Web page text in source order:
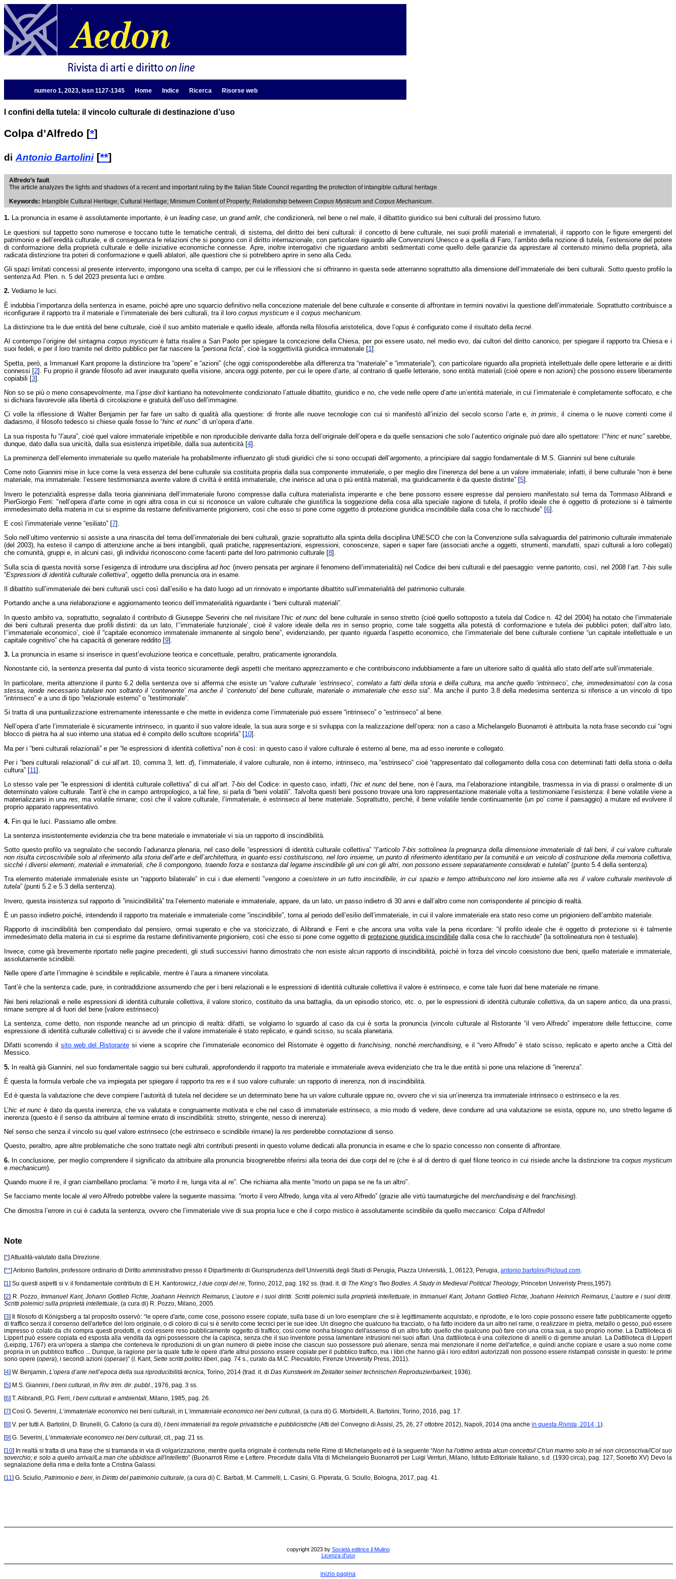
numero 1, 2023, issn 1127-1345 Home Indice Ricerca Risorse web
I confini della tutela: il vincolo culturale di destinazione d’uso
Colpa d’Alfredo [*]
di Antonio Bartolini[**]
Alfredo’s fault
The article analyzes the lights and shadows of a recent and important ruling by the Italian State Council regarding the protection of intangible cultural heritage.
Keywords: Intangible Cultural Heritage; Cultural Heritage; Minimum Content of Property; Relationship between Corpus Mysticum and Corpus Mechanicum.
1. La pronuncia in esame è assolutamente importante, è un leading case, un grand arrêt, che condizionerà, nel bene o nel male, il dibattito giuridico sui beni culturali del prossimo futuro.
Le questioni sul tappetto sono numerose e toccano tutte le tematiche centrali, di sistema, del diritto dei beni culturali: il concetto di bene culturale, nei suoi profili materiali e immateriali, il rapporto con le figure emergenti del
patrimonio e dell’eredità culturale, e di conseguenza le relazioni che si pongono con il diritto internazionale, con particolare riguardo alle Convenzioni Unesco e a quella di Faro, l’ambito della nozione di tutela, l’estensione del potere
di conformazione della proprietà culturale e delle iniziative economiche connesse. Apre, inoltre interrogativi che riguardano ambiti sedimentati come quello delle garanzie da apprestare al contenuto minimo della proprietà, alla
radicata distinzione tra poteri di conformazione e quelli ablatori, alle questioni che si potrebbero aprire in seno alla Cedu.
Gli spazi limitati concessi al presente intervento, impongono una scelta di campo, per cui le riflessioni che si offriranno in questa sede atterranno soprattutto alla dimensione dell’immateriale dei beni culturali. Sotto questo profilo la
sentenza Ad. Plen. n. 5 del 2023 presenta luci e ombre.
2. Vediamo le luci.
È indubbia l’importanza della sentenza in esame, poiché apre uno squarcio definitivo nella concezione materiale del bene culturale e consente di affrontare in termini novativi la questione dell’immateriale. Soprattutto contribuisce a
riconfigurare il rapporto tra il materiale e l’immateriale dei beni culturali, tra il loro corpus mysticum e il corpus mechanicum.
La distinzione tra le due entità del bene culturale, cioè il suo ambito materiale e quello ideale, affonda nella filosofia aristotelica, dove l’opus è configurato come il risultato della tecné
Al contempo l’origine del sintagma corpus mysticum è fatta risalire a San Paolo per spiegare la concezione della Chiesa, per poi essere usato, nel medio evo, dai cultori del diritto canonico, per spiegare il rapporto tra Chiesa e i
suoi fedeli, e per il loro tramite nel diritto pubblico per far nascere la “persona ficta”, cioè la soggettività giuridica immateriale [1].
Spetta, però, a Immanuel Kant proporre la distinzione tra “opere” e “azioni” (che oggi corrisponderebbe alla differenza tra “materiale” e “immateriale”), con particolare riguardo alla proprietà intellettuale delle opere letterarie e ai diritti
connessi [2] . Fu proprio il grande filosofo ad aver inaugurato quella visione, ancora oggi potente, per cui le opere d’arte, al contrario di quelle letterarie, sono entità materiali (cioè opere e non azioni) che possono essere liberamente
copiabili [3]
Non so se più o meno consapevolmente, ma l’ipse dixit kantiano ha notevolmente condizionato l’attuale dibattito, giuridico e no, che vede nelle opere d’arte un’entità materiale, in cui l’immateriale è completamente soffocato, e che
si dichiara favorevole alla libertà di circolazione e gratuità dell’uso dell’immagine.
Ci volle la riflessione di Walter Benjamin per far fare un salto di qualità alla questione: di fronte alle nuove tecnologie con cui si manifestò all’inizio del secolo scorso l’arte e, in primis, il cinema o le nuove correnti come il
dadaismo, il filosofo tedesco si chiese quale fosse lo “hinc et nunc” di un’opera d’arte.
La sua risposta fu “l’aura”, cioè quel valore immateriale irripetibile e non riproducibile derivante dalla forza dell’originale dell’opera e da quelle sensazioni che solo l’autentico originale può dare allo spettatore: l’“hinc et nunc” sarebbe,
dunque, dato dalla sua unicità, dalla sua esistenza irripetibile, dalla sua autenticità [4]
La preminenza dell’elemento immateriale su quello materiale ha probabilmente influenzato gli studi giuridici che si sono occupati dell’argomento, a principiare dal saggio fondamentale di M.S. Giannini sul bene culturale.
Come noto Giannini mise in luce come la vera essenza del bene culturale sia costituita propria dalla sua componente immateriale, o per meglio dire l’inerenza del bene a un valore immateriale; infatti, il bene culturale “non è bene
materiale, ma immateriale: l’essere testimonianza avente valore di civiltà è entità immateriale, che inerisce ad una o più entità materiali, ma giuridicamente è da queste distinte” [5] .
Invero le potenzialità espresse dalla teoria gianniniana dell’immateriale furono compresse dalla cultura materialista imperante e che bene possono essere espresse dal pensiero manifestato sul tema da Tommaso Alibrandi e
PierGiorgio Ferri: "nell’opera d’arte come in ogni altra cosa in cui si riconosce un valore culturale che giustifica la soggezione della cosa alla speciale ragione di tutela, il profilo ideale che è oggetto di protezione si è talmente
immedesimato della materia in cui si esprime da restarne definitivamente prigioniero, così che esso si pone come oggetto di protezione giuridica inscindibile dalla cosa che lo racchiude" [6]
E così l’immateriale venne “esiliato” [7]
Solo nell’ultimo ventennio si assiste a una rinascita del tema dell’immateriale dei beni culturali, grazie soprattutto alla spinta della disciplina UNESCO che con la Convenzione sulla salvaguardia del patrimonio culturale immateriale
(del 2003), ha esteso il campo di attenzione anche ai beni intangibili, quali pratiche, rappresentazioni, espressioni, conoscenze, saperi e saper fare (associati anche a oggetti, strumenti, manufatti, spazi culturali a loro collegati)
che comunità, gruppi e, in alcuni casi, gli individui riconoscono come facenti parte del loro patrimonio culturale [8] .
Sulla scia di questa novità sorse l’esigenza di introdurre una disciplinaad hoc (invero pensata per arginare il fenomeno dell’immaterialità) nel Codice dei beni culturali e del paesaggio: venne partorito, così, nel 2008 l’art. 7-bissulle
“Espressioni di identità culturale collettiva”, oggetto della prenuncia ora in esame.
Il dibattito sull’immateriale dei beni culturali uscì così dall’esilio e ha dato luogo ad un rinnovato e importante dibattito sull’immaterialità del patrimonio culturale.
Portando anche a una rielaborazione e aggiornamento teorico dell’immaterialità riguardante i “beni culturali materiali”.
In questo ambito va, soprattutto, segnalato il contributo di Giuseppe Severini che nel rivisitare l’hic et nuncdel bene culturale in senso stretto (cioè quello sottoposto a tutela dal Codice n. 42 del 2004) ha notato che l’immateriale
dei beni culturali presenta due profili distinti: da un lato, l’‘immateriale funzionale’, cioè il valore ideale della res in senso proprio, come tale soggetta alla potestà di conformazione e tutela dei pubblici poteri; dall’altro lato,
l’‘immateriale economico’, cioè il “capitale economico immateriale immanente al singolo bene”, evidenziando, per quanto riguarda l’aspetto economico, che l’immateriale del bene culturale contiene “un capitale intellettuale e un
capitale cognitivo” che ha capacità di generare reddito [9]
3.
La pronuncia in esame si inserisce in quest’evoluzione teorica e concettuale, peraltro, praticamente ignorandola.
Nonostante ciò, la sentenza presenta dal punto di vista teorico sicuramente degli aspetti che meritano apprezzamento e che contribuiscono indubbiamente a fare un ulteriore salto di qualità allo stato dell’arte sull’immateriale.
In particolare, merita attenzione il punto 6.2 della sentenza ove si afferma che esiste un “valore culturale ‘estrinseco’, correlato a fatti della storia e della cultura, ma anche quello ‘intrinseco’, che, immedesimatosi con la cosa
stessa, rende necessario tutelare non soltanto il ‘contenente’ ma anche il ‘contenuto’ del bene culturale, materiale o immateriale che esso sia”. Ma anche il punto 3.8 della medesima sentenza si riferisce a un vincolo di tipo
”intrinseco” e a uno di tipo ”relazionale esterno” o ”testimoniale”.
Si tratta di una puntualizzazione estremamente interessante e che mette in evidenza come l’immateriale può essere “intrinseco” o “estrinseco” al bene.
Nell’opera d’arte l’immateriale è sicuramente intrinseco, in quanto il suo valore ideale, la sua aura sorge e si sviluppa con la realizzazione dell’opera: non a caso a Michelangelo Buonarroti è attribuita la nota frase secondo cui “ogni
blocco di pietra ha al suo interno una statua ed è compito dello scultore scoprirla” [10] .
Ma per i “beni culturali relazionali” e per “le espressioni di identità collettiva” non è così: in questo caso il valore culturale è esterno al bene, ma ad esso inerente e collegato.
Per i “beni culturali relazionali” di cui all’art. 10, comma 3, lett.d), l’immateriale, il valore culturale, non è interno, intrinseco, ma “estrinseco” cioè “rappresentato dal collegamento della cosa con determinati fatti della storia o della
cultura” [11 ]
Lo stesso vale per “le espressioni di identità culturale collettiva” di cui all’art. 7-bis del Codice: in questo caso, infatti, l’hic et nunc del bene, non è l’aura, ma l’elaborazione intangibile, trasmessa in via di prassi o oralmente di un
determinato valore culturale. Tant’è che in campo antropologico, a tal fine, si parla di “beni volatili”. Talvolta questi beni possono trovare una loro rappresentazione materiale volta a testimoniarne l’esistenza: il bene volatile viene a
materializzarsi in una res, ma volatile rimane; così che il valore culturale, l’immateriale, è estrinseco al bene materiale. Soprattutto, perché, il bene volatile tende continuamente (un po’ come il paesaggio) a mutare ed evolvere il
proprio apparato rappresentativo.
4. Fin qui le luci. Passiamo alle ombre.
La sentenza insistentemente evidenzia che tra bene materiale e immateriale vi sia un rapporto di inscindibilità.
Sotto questo profilo va segnalato che secondo l’adunanza plenaria, nel caso delle “espressioni di identità culturale collettiva” “l’articolo 7-bis sottolinea la pregnanza della dimensione immateriale di tali beni, il cui valore culturale
non risulta circoscrivibile solo al riferimento alla storia dell’arte e dell’architettura, in quanto essi costituiscono, nel loro insieme, un punto di riferimento identitario per la comunità e un veicolo di costruzione della memoria collettiva,
sicché i diversi elementi, materiali e immateriali, che li compongono, traendo forza e sostanza dal legame inscindibile gli uni con gli altri, non possono essere separatamente considerati e tutelati” (punto 5.4 della sentenza).
Tra elemento materiale immateriale esiste un “rapporto bilaterale” in cui i due elementi ”vengono a coesistere in un tutto inscindibile, in cui spazio e tempo attribuiscono nel loro insieme alla res il valore culturale meritevole di
tutela” (punti 5.2 e 5.3 della sentenza).
Invero, questa insistenza sul rapporto di ”insicindibilità” tra l’elemento materiale e immateriale, appare, da un lato, un passo indietro di 30 anni e dall’altro come non corrispondente al principio di realtà.
È un passo indietro poiché, intendendo il rapporto tra materiale e immateriale come “inscindibile”, torna al periodo dell’esilio dell’immateriale, in cui il valore immateriale era stato reso come un prigioniero dell’ambito materiale.
Rapporto di inscindibilità ben compendiato dal pensiero, ormai superato e che va storicizzato, di Alibrandi e Ferri e che ancora una volta vale la pena ricordare: “il profilo ideale che è oggetto di protezione si è talmente
immedesimato della materia in cui si esprime da restarne definitivamente prigioniero, così che esso si pone come oggetto di protezione giuridica inscindibile dalla cosa che lo racchiude” (la sottolineatura non è testuale).
Invece, come già brevemente riportato nelle pagine precedenti, gli studi successivi hanno dimostrato che non esiste alcun rapporto di inscindibilità, poiché in forza del vincolo coesistono due beni, quello materiale e immateriale,
assolutamente scindibili.
Nelle opere d’arte l’immagine è scindibile e replicabile, mentre è l’aura a rimanere vincolata.
Tant’è che la sentenza cade, pure, in contraddizione assumendo che per i beni relazionali e le espressioni di identità culturale collettiva il valore è estrinseco, e come tale fuori dal bene materiale ne rimane.
Nei beni relazionali e nelle espressioni di identità culturale collettiva, il valore storico, costituito da una battaglia, da un episodio storico, etc. o, per le espressioni di identità culturale collettiva, da un sapere antico, da una prassi,
rimane sempre al di fuori del bene (valore estrinseco)
La sentenza, come detto, non risponde neanche ad un principio di realtà: difatti, se volgiamo lo sguardo al caso da cui è sorta la pronuncia (vincolo culturale al Ristorante “il vero Alfredo” imperatore delle fettuccine, come
espressione di identità culturale collettiva) ci si avvede che il valore immateriale è stato replicato, e quindi scisso, su scala planetaria.
Difatti scorrendo il sito web del Ristorantesi viene a scoprire che l’immateriale economico del Ristornate è oggetto difranchising, nonchémerchandising, e il “vero Alfredo” è stato scisso, replicato e aperto anche a Città del
Messico.
5. In realtà già Giannini, nel suo fondamentale saggio sui beni culturali, approfondendo il rapporto tra materiale e immateriale aveva evidenziato che tra le due entità si pone una relazione di “inerenza”.
È questa la formula verbale che va impiegata per spiegare il rapporto tra res e il suo valore culturale: un rapporto di inerenza, non di inscindibilità.
Ed è questa la valutazione che deve compiere l’autorità di tutela nel decidere se un determinato bene ha un valore culturale oppure no, ovvero che vi sia un’inerenza tra immateriale intrinseco o estrinseco e la res.
L’hic et nuncè dato da questa inerenza, che va valutata e congruamente motivata e che nel caso di immateriale estrinseco, a mio modo di vedere, deve condurre ad una valutazione se esista, oppure no, uno stretto legame di
inerenza (questo è il senso da attribuire al termine errato di inscindibilità: stretto, stringente, nesso di inerenza).
Nel senso che senza il vincolo su quel valore estrinseco (che estrinseco e scindibile rimane) la res perderebbe connotazione di senso.
Questo, peraltro, apre altre problematiche che sono trattate negli altri contributi presenti in questo volume dedicati alla pronuncia in esame e che lo spazio concesso non consente di affrontare.
6. In conclusione, per meglio comprendere il significato da attribuire alla pronuncia bisognerebbe riferirsi alla teoria dei due corpi del re (che è al di dentro di quel filone teorico in cui risiede anche la distinzione tra corpus mysticum
e mechanicum).
Quando muore il re, il gran ciambellano proclama: “è morto il re, lunga vita al re”. Che richiama alla mente “morto un papa se ne fa un altro”.
Se facciamo mente locale al vero Alfredo potrebbe valere la seguente massima: “morto il vero Alfredo, lunga vita al vero Alfredo” (grazie alle virtù taumaturgiche del merchandising e del franchising).
Che dimostra l’errore in cui è caduta la sentenza, ovvero che l’immateriale vive di sua propria luce e che il corpo mistico è assolutamente scindibile da quello meccanico: Colpa d’Alfredo!
Note
[*] Attualità-valutato dalla Direzione.
[**] Antonio Bartolini, professore ordinario di Diritto amministrativo presso il Dipartimento di Giurisprudenza dell’Università degli Studi di Perugia, Piazza Università, 1, 06123, Perugia, antonio.bartolini@icloud.com.
[1] Su questi aspetti si v. il fondamentale contributo di E.H. Kantorowicz, I due corpi del re, Torino, 2012, pag. 192 ss. (trad. it. di The King’s Two Bodies. A Study in Medieval Political Theology, Princeton Univeristy Press,1957).
[2] R. Pozzo,Immanuel Kant, Johann Gottlieb Fichte, Joahann Heinrich Reimarus, L’autore e i suoi diritti. Scritti polemici sulla proprietà intellettuale, in Immanuel Kant, Johann Gottlieb Fichte, Joahann Heinrich Reimarus, L’autore e i suoi diritti.
Scritti polemici sulla proprietà intellettuale, (a cura di) R. Pozzo, Milano, 2005.
[3] Il filosofo di Königsberg a tal proposito osservò: “le opere d'arte, come cose, possono essere copiate, sulla base di un loro esemplare che si è legittimamente acquistato, e riprodotte, e le loro copie possono essere fatte pubblicamente oggetto
di traffico senza il consenso dell'artefice del loro originale, o di coloro di cui si è servito come tecnici per le sue idee. Un disegno che qualcuno ha tracciato, o ha fatto incidere da un altro nel rame, o realizzare in pietra, metallo o gesso, può essere
impresso o colato da chi compra questi prodotti, e così essere reso pubblicamente oggetto di traffico; così come nonha bisogno dell'assenso di un altro tutto quello che qualcuno può fare con una cosa sua, a suo proprio nome. La Dattilioteca di
Lippert può essere copiata ed esposta alla vendita da ogni possessore che la capisca, senza che il suo inventore possa lamentare intrusioni nei suoi affari. Una dattilioteca è una collezione di anelli o di gemme anulari. La Dattilioteca di Lippert
(Leipzig, 1767) era un'opera a stampa che conteneva le riproduzioni di un gran numero di pietre incise che ciascun suo possessore può alienare, senza mai menzionare il nome dell'artefice, e quindi anche copiare e usare a suo nome come
propria in un pubblico traffico ... Dunque, la ragione per la quale tutte le opere d'arte altrui possono essere copiate per il pubblico traffico, ma i libri che hanno già i loro editori autorizzati non possono essere ristampati consiste in questo: le prime
sono opere (opera), i secondi azioni (operae)” (I. Kant, Sette scritti politici liberi, pag. 74 s., curato da M.C. Piecvatolo, Firenze University Press, 2011).
[4] W. Benjamin, L’opera d’arte nell’epoca della sua riproducibilità tecnica, Torino, 2014 (trad. it. di Das Kunstwerk im Zeitalter seiner technischen Reproduzierbarkeit, 1936).
[5] M.S. Giannini, I beni culturali, in Riv. trim. dir. pubbl., 1976, pag. 3 ss.
[6] T. Alibrandi, P.G. Ferri, I beni culturali e ambientali, Milano, 1985, pag. 26.
[7] Così G. Severini, L‘immateriale economico nei beni culturali, in L‘immateriale economico nei beni culturali, (a cura di) G. Morbidelli, A. Bartolini, Torino, 2016, pag. 17.
[8] V. per tutti A. Bartolini, D. Brunelli, G. Caforio (a cura di), I beni immateriali tra regole privatistiche e pubblicistiche (Atti del Convegno di Assisi, 25, 26, 27 ottobre 2012), Napoli, 2014 (ma anche in questa Rivista, 2014, 1).
[9] G. Severini, L‘immateriale economico nei beni culturali, cit., pag. 21 ss.
[10] In realtà si tratta di una frase che si tramanda in via di volgarizzazione, mentre quella originale è contenuta nelle Rime di Michelangelo ed è la seguente “Non ha l'ottimo artista alcun concetto// Ch'un marmo solo in sé non circonscriva//Col suo
soverchio; e solo a quello arriva//La man che ubbidisce all'intelletto” (Buonarroti Rime e Lettere. Precedute dalla Vita di Michelangelo Buonarroti per Luigi Venturi, Milano, Istituto Editoriale Italiano, s.d. (1930 circa), pag. 127, Sonetto XV) Devo la
segnalazione della rima e della fonte a Cristina Galassi.
[11] G. Sciullo, Patrimonio e beni, in Diritto del patrimonio culturale, (a cura di) C. Barbati, M. Cammelli, L. Casini, G. Piperata, G. Sciullo, Bologna, 2017, pag. 41.
copyright 2023 by Società editrice il Mulino
Licenza d'uso
inizio pagina